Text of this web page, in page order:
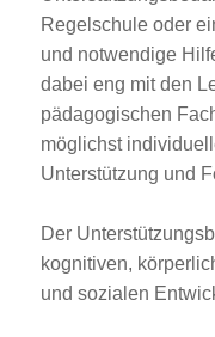
News Archiv
Regelschule oder
und notwendige
dabei eng mit den
pädagogischen
möglichst
Unterstützung und
Der
kognitiven,
und sozialen